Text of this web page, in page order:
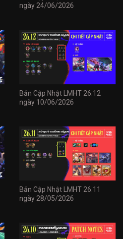
ngày 24/06/2026
Bản Cập Nhật LMHT 26.12
ngày 10/06/2026
Bản Cập Nhật LMHT 26.11
ngày 28/05/2026